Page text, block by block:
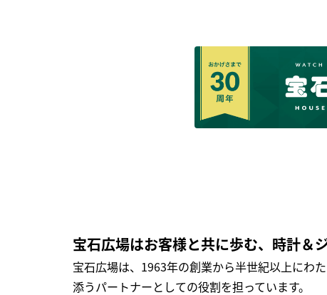
宝石広場はお客様と共に歩む、時計＆
宝石広場は、1963年の創業から半世紀以上にわ
添うパートナーとしての役割を担っています。